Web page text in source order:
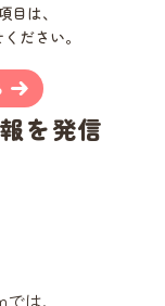
は、
ださい。
を発信
は、